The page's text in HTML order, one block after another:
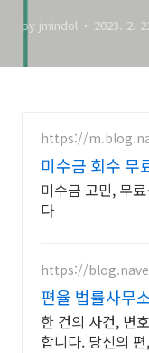
by jmindol 2023. 2.
https://
미수금 회수 무
미수금 고민, 무
다
https://
편율 법률사무
한 건의 사건, 변
합니다. 당신의